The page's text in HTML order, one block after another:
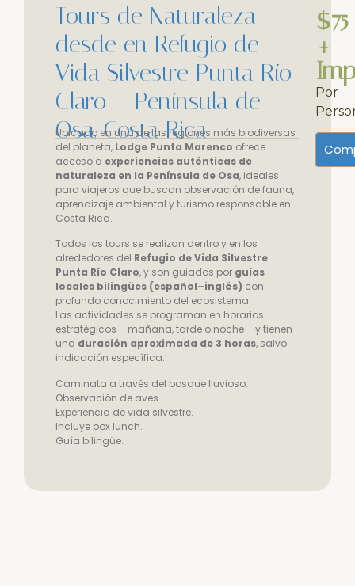
Tours de Naturaleza
desde en Refugio de
Vida Silvestre Punta Río
Claro – Península de
Osa, Costa Rica
Ubicado en una de las regiones más biodiversas
del planeta, Lodge Punta Marenco ofrece
acceso a experiencias auténticas de
naturaleza en la Península de Osa, ideales
para viajeros que buscan observación de fauna,
aprendizaje ambiental y turismo responsable en
Costa Rica.
Todos los tours se realizan dentro y en los
alrededores del Refugio de Vida Silvestre
Punta Río Claro, y son guiados por guías
locales bilingües (español–inglés) con
profundo conocimiento del ecosistema.
Las actividades se programan en horarios
estratégicos —mañana, tarde o noche— y tienen
una duración aproximada de 3 horas, salvo
indicación específica.
Caminata a través del bosque lluvioso.
Observación de aves.
Experiencia de vida silvestre.
Incluye box lunch.
Guía bilingüe.
$75
+
Por